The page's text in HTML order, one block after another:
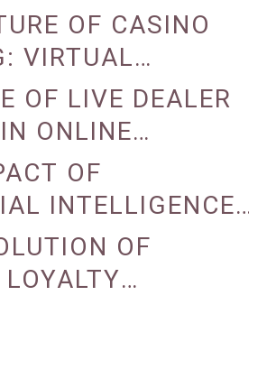
OPERATIONS
OF CASINO
VIRTUAL
AND AUGMENTED
OF LIVE DEALER
ONLINE
OF
INTELLIGENCE
OPERATIONS
OF